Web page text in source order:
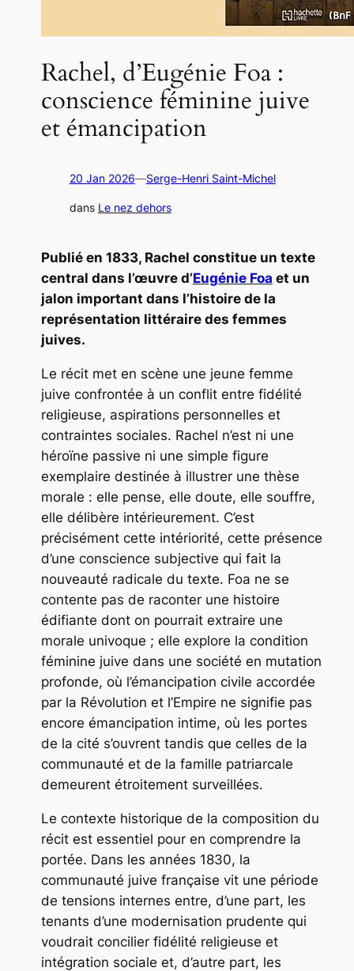
Rachel, d’Eugénie Foa :
conscience féminine juive
et émancipation
20 Jan 2026—Serge-Henri Saint-Michel
dans Le nez dehors
Publié en 1833, Rachel constitue un texte
central dans l’œuvre d’Eugénie Foa et un
jalon important dans l’histoire de la
représentation littéraire des femmes
juives.
Le récit met en scène une jeune femme
juive confrontée à un conflit entre fidélité
religieuse, aspirations personnelles et
contraintes sociales. Rachel n’est ni une
héroïne passive ni une simple figure
exemplaire destinée à illustrer une thèse
morale : elle pense, elle doute, elle souffre,
elle délibère intérieurement. C’est
précisément cette intériorité, cette présence
d’une conscience subjective qui fait la
nouveauté radicale du texte. Foa ne se
contente pas de raconter une histoire
édifiante dont on pourrait extraire une
morale univoque ; elle explore la condition
féminine juive dans une société en mutation
profonde, où l’émancipation civile accordée
par la Révolution et l’Empire ne signifie pas
encore émancipation intime, où les portes
de la cité s’ouvrent tandis que celles de la
communauté et de la famille patriarcale
demeurent étroitement surveillées.
Le contexte historique de la composition du
récit est essentiel pour en comprendre la
portée. Dans les années 1830, la
communauté juive française vit une période
de tensions internes entre, d’une part, les
tenants d’une modernisation prudente qui
voudrait concilier fidélité religieuse et
intégration sociale et, d’autre part, les